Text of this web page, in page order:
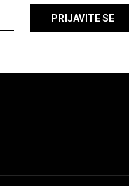
PRIJAVITE SE